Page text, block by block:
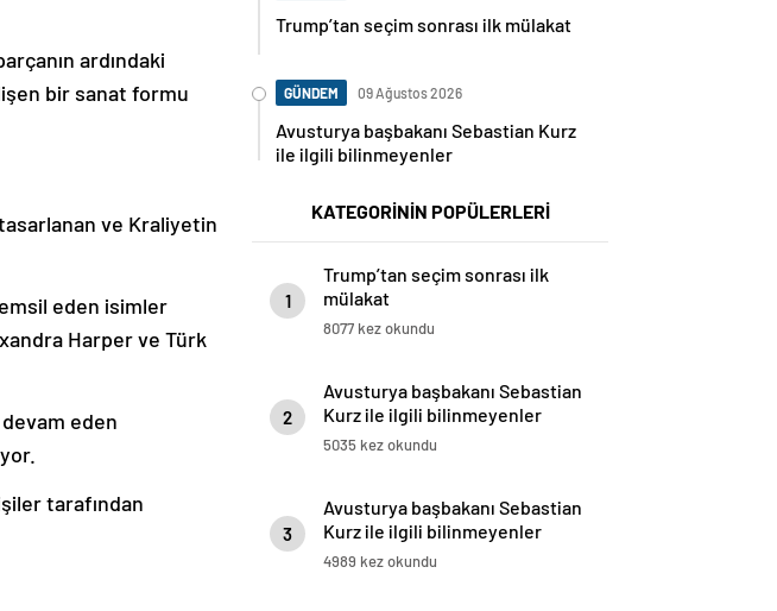
ardındaki
bir sanat formu
ve Kraliyetin
eden isimler
Harper ve Türk
eden
tarafından
Trump’tan seçim sonrası ilk mülakat
GÜNDEM 09 Ağustos 2026
Avusturya başbakanı Sebastian Kurz
ile ilgili bilinmeyenler
KATEGORİNİN POPÜLERLERİ
1
Trump’tan seçim sonrası ilk
mülakat
8077 kez okundu
2
Avusturya başbakanı Sebastian
Kurz ile ilgili bilinmeyenler
5035 kez okundu
3
Avusturya başbakanı Sebastian
Kurz ile ilgili bilinmeyenler
4989 kez okundu